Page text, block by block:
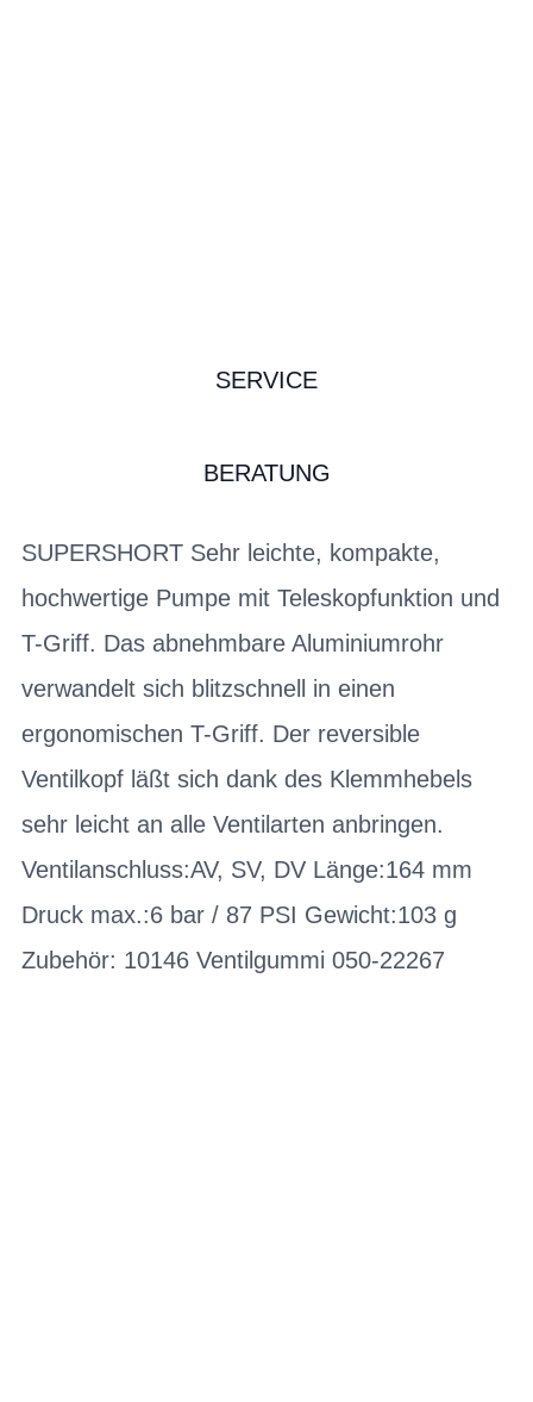
SERVICE
BERATUNG
SUPERSHORT Sehr leichte, kompakte,
hochwertige Pumpe mit Teleskopfunktion und
T-Griff. Das abnehmbare Aluminiumrohr
verwandelt sich blitzschnell in einen
ergonomischen T-Griff. Der reversible
Ventilkopf läßt sich dank des Klemmhebels
sehr leicht an alle Ventilarten anbringen.
Ventilanschluss:AV, SV, DV Länge:164 mm
Druck max.:6 bar / 87 PSI Gewicht:103 g
Zubehör: 10146 Ventilgummi 050-22267